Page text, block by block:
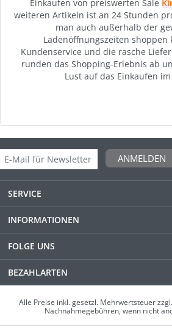
Einkaufen von preiswerten Sale
weiteren Artikeln ist an 24 Stunden
man auch außerhalb der
Ladenöffnungszeiten shoppen
Kundenservice und die rasche
runden das Shopping-Erlebnis ab
Lust auf das Einkaufen
ANMELDEN
SERVICE
INFORMATIONEN
FOLGE UNS
BEZAHLARTEN
Alle Preise inkl. gesetzl. Mehrwertsteuer zzgl.
Nachnahmegebühren, wenn nicht